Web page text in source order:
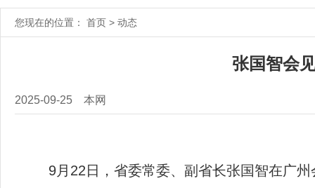
您现在的位置： 首页 > 动态
张国智会
2025-09-25 本网
9月22日，省委常委、副省长张国智在广州